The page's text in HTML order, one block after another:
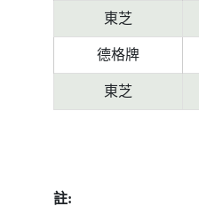
東芝
德格牌
東芝
註: